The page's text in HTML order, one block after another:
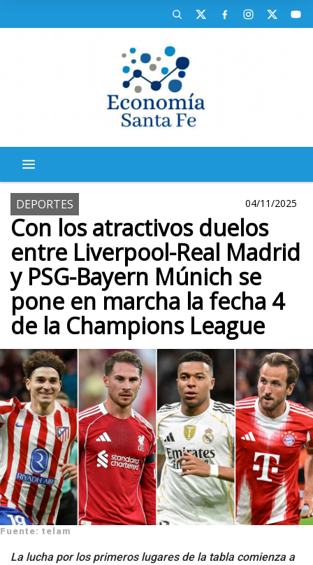
DEPORTES 04/11/2025
Con los atractivos duelos
entre Liverpool-Real Madrid
y PSG-Bayern Múnich se
pone en marcha la fecha 4
de la Champions League
Fuente: telam
La lucha por los primeros lugares de la tabla comienza a